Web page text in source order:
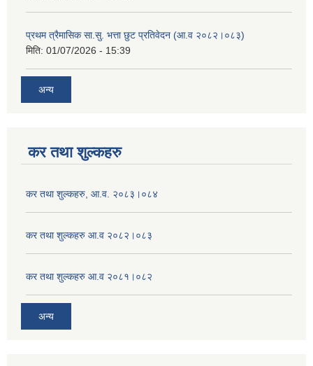
प्रथम त्रैमासिक सा.सु. भत्ता छुट प्रतिवेदन (आ.व २०८२।०८३)
मिति: 01/07/2026 - 15:39
अन्य
कर तथा शुल्कहरु
कर तथा शुल्कहरु, आ.व. २०८३।०८४
कर तथा शुल्कहरु आ.व २०८२।०८३
कर तथा शुल्कहरु आ.व २०८१।०८२
अन्य